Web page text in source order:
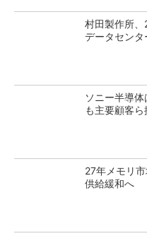
村田製作所
データセン
ソニー半導
も主要顧客ら
27年メモリ
供給緩和へ